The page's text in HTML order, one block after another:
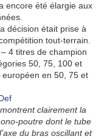
encore été élargie aux
décision était prise à
tout-terrain.
4 titres de champion
50, 75, 100 et
en 50, 75 et
clairement la
poutre dont le tube
du bras oscillant et